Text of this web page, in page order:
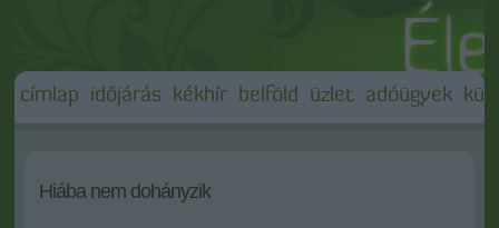
címlap időjárás kékhír belföld üzlet adóügyek
Hiába nem dohányzik